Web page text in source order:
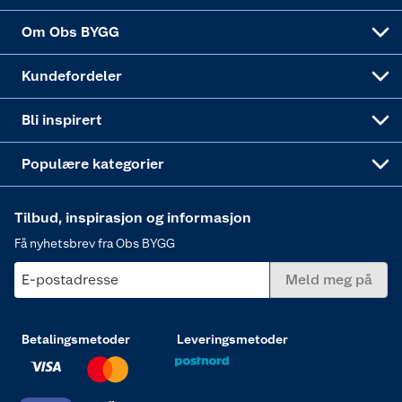
Om Obs BYGG
Kundefordeler
Bli inspirert
Populære kategorier
Tilbud, inspirasjon og informasjon
Få nyhetsbrev fra Obs BYGG
E-postadresse Meld meg på
Betalingsmetoder Leveringsmetoder